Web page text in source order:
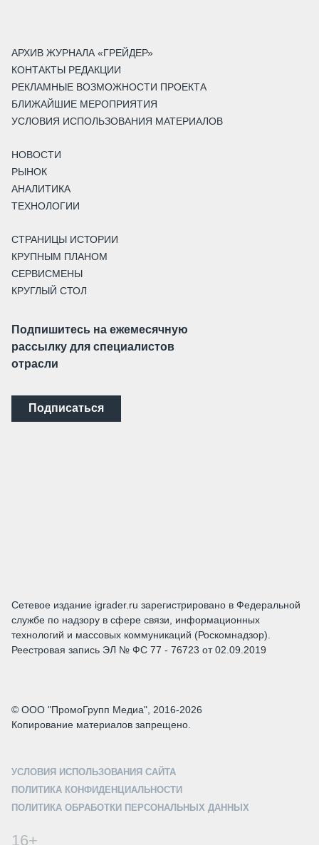
АРХИВ ЖУРНАЛА «ГРЕЙДЕР»
КОНТАКТЫ РЕДАКЦИИ
РЕКЛАМНЫЕ ВОЗМОЖНОСТИ ПРОЕКТА
БЛИЖАЙШИЕ МЕРОПРИЯТИЯ
УСЛОВИЯ ИСПОЛЬЗОВАНИЯ МАТЕРИАЛОВ
НОВОСТИ
РЫНОК
АНАЛИТИКА
ТЕХНОЛОГИИ
СТРАНИЦЫ ИСТОРИИ
КРУПНЫМ ПЛАНОМ
СЕРВИСМЕНЫ
КРУГЛЫЙ СТОЛ
Подпишитесь на ежемесячную
рассылку для специалистов
отрасли
Подписаться
Сетевое издание igrader.ru зарегистрировано в Федеральной
службе по надзору в сфере связи, информационных
технологий и массовых коммуникаций (Роскомнадзор).
Реестровая запись ЭЛ № ФС 77 - 76723 от 02.09.2019
© ООО "ПромоГрупп Медиа", 2016-2026
Копирование материалов запрещено.
УСЛОВИЯ ИСПОЛЬЗОВАНИЯ САЙТА
ПОЛИТИКА КОНФИДЕНЦИАЛЬНОСТИ
ПОЛИТИКА ОБРАБОТКИ ПЕРСОНАЛЬНЫХ ДАННЫХ
16+